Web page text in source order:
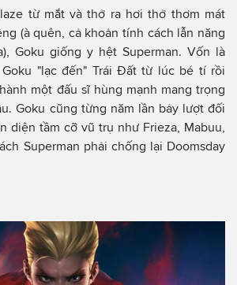
từ mắt và thở ra hơi thở thơm mát
(à quên, cả khoản tính cách lẫn năng
Goku giống y hệt Superman. Vốn là
Goku "lạc đến" Trái Đất từ lúc bé tí rồi
một đấu sĩ hùng mạnh mang trọng
Goku cũng từng năm lần bảy lượt đối
diện tầm cỡ vũ trụ như Frieza, Mabuu,
Superman phải chống lại Doomsday